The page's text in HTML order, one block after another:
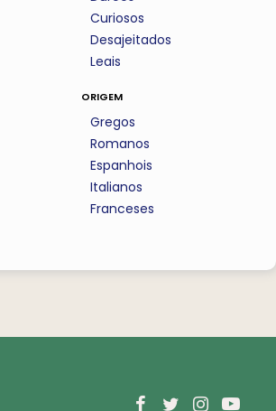
Curiosos
Desajeitados
Leais
origem
Gregos
Romanos
Espanhois
Italianos
Franceses